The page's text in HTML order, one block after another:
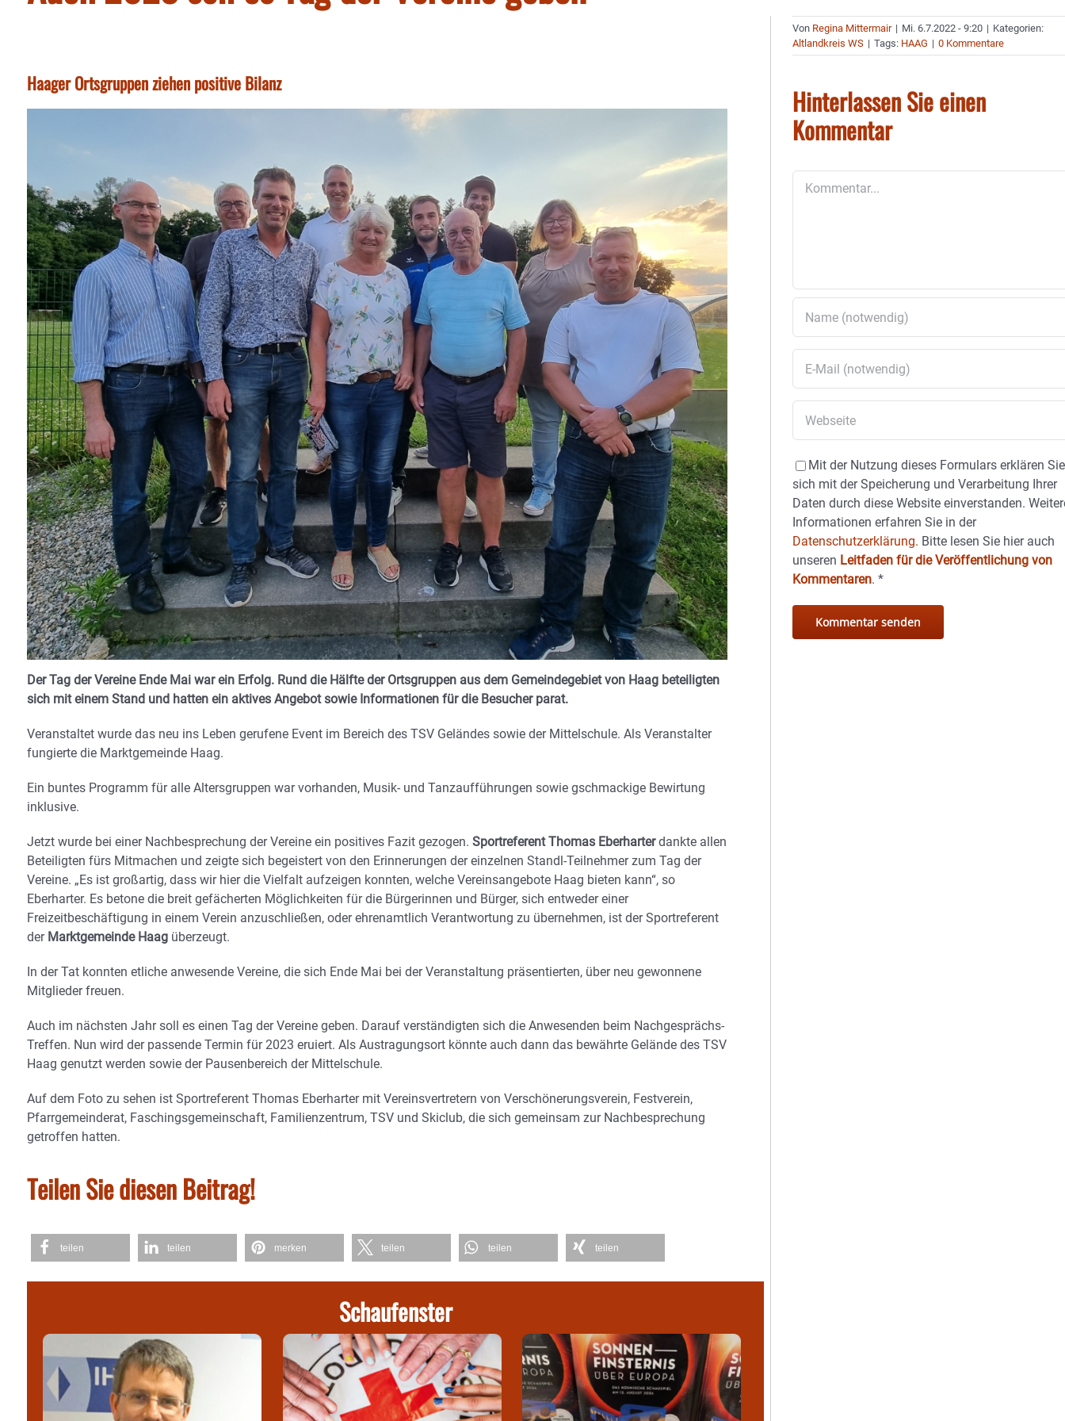
Haager Ortsgruppen ziehen positive Bilanz
Der Tag der Vereine Ende Mai war ein Erfolg. Rund die Hälfte der Ortsgruppen aus dem Gemeindegebiet von Haag beteiligten
sich mit einem Stand und hatten ein aktives Angebot sowie Informationen für die Besucher parat.
Veranstaltet wurde das neu ins Leben gerufene Event im Bereich des TSV Geländes sowie der Mittelschule. Als Veranstalter
fungierte die Marktgemeinde Haag.
Ein buntes Programm für alle Altersgruppen war vorhanden, Musik- und Tanzaufführungen sowie gschmackige Bewirtung
inklusive.
Jetzt wurde bei einer Nachbesprechung der Vereine ein positives Fazit gezogen. Sportreferent Thomas Eberharterdankte allen
Beteiligten fürs Mitmachen und zeigte sich begeistert von den Erinnerungen der einzelnen Standl-Teilnehmer zum Tag der
Vereine. „Es ist großartig, dass wir hier die Vielfalt aufzeigen konnten, welche Vereinsangebote Haag bieten kann“, so
Eberharter. Es betone die breit gefächerten Möglichkeiten für die Bürgerinnen und Bürger, sich entweder einer
Freizeitbeschäftigung in einem Verein anzuschließen, oder ehrenamtlich Verantwortung zu übernehmen, ist der Sportreferent
der Marktgemeinde Haag überzeugt.
In der Tat konnten etliche anwesende Vereine, die sich Ende Mai bei der Veranstaltung präsentierten, über neu gewonnene
Mitglieder freuen.
Auch im nächsten Jahr soll es einen Tag der Vereine geben. Darauf verständigten sich die Anwesenden beim Nachgesprächs-
Treffen. Nun wird der passende Termin für 2023 eruiert. Als Austragungsort könnte auch dann das bewährte Gelände des TSV
Haag genutzt werden sowie der Pausenbereich der Mittelschule.
Auf dem Foto zu sehen ist Sportreferent Thomas Eberharter mit Vereinsvertretern von Verschönerungsverein, Festverein,
Pfarrgemeinderat, Faschingsgemeinschaft, Familienzentrum, TSV und Skiclub, die sich gemeinsam zur Nachbesprechung
getroffen hatten.
Teilen Sie diesen Beitrag!
teilen teilen merken teilen teilen teilen
Schaufenster
Von Regina Mittermair | Mi. 6.7.2022 - 9:20 | Kategorien:
Altlandkreis WS | Tags: HAAG | 0 Kommentare
Hinterlassen Sie einen
Kommentar
Mit der Nutzung dieses Formulars erklären Sie
sich mit der Speicherung und Verarbeitung Ihrer
Daten durch diese Website einverstanden.
Informationen erfahren Sie in der
Datenschutzerklärung. Bitte lesen Sie hier auch
unseren Leitfaden für die Veröffentlichung von
Kommentaren.*